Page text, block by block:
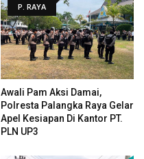
P. RAYA
Awali Pam Aksi Damai,
Polresta Palangka Raya Gelar
Apel Kesiapan Di Kantor PT.
PLN UP3